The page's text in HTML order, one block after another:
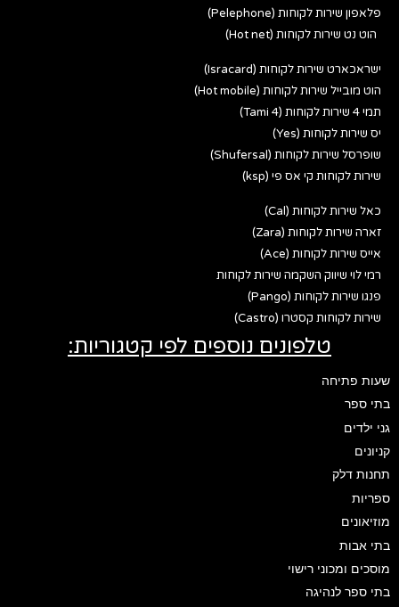
פלאפון שירות לקוחות (Pelephone)
הוט נט שירות לקוחות (Hot net)
ישראכארט שירות לקוחות (Isracard)
הוט מובייל שירות לקוחות (Hot mobile)
תמי 4 שירות לקוחות (Tami 4)
יס שירות לקוחות (Yes)
שופרסל שירות לקוחות (Shufersal)
שירות לקוחות קי אס פי (ksp)
כאל שירות לקוחות (Cal)
זארה שירות לקוחות (Zara)
אייס שירות לקוחות (Ace)
רמי לוי שיווק השקמה שירות לקוחות
פנגו שירות לקוחות (Pango)
שירות לקוחות קסטרו (Castro)
טלפונים נוספים לפי קטגוריות:
שעות פתיחה
בתי ספר
גני ילדים
קניונים
תחנות דלק
ספריות
מוזיאונים
בתי אבות
מוסכים ומכוני רישוי
בתי ספר לנהיגה